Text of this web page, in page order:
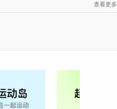
查看更多